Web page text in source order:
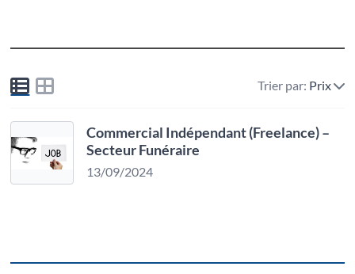
Trier par: Prix
Commercial Indépendant (Freelance) –
Secteur Funéraire
13/09/2024